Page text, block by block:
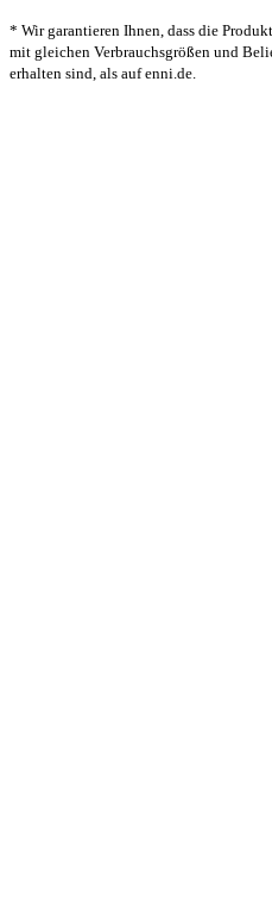
* Wir garantieren Ihnen, dass die
mit gleichen Verbrauchsgrößen und
erhalten sind, als auf enni.de.